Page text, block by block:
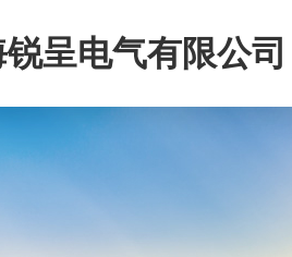
呈电气有限公司